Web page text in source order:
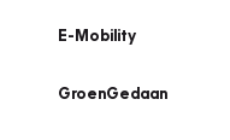
E-Mobility
GroenGedaan